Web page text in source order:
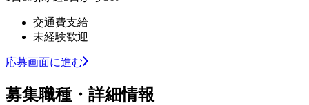
交通費支給
未経験歓迎
応募画面に進む
募集職種・詳細情報